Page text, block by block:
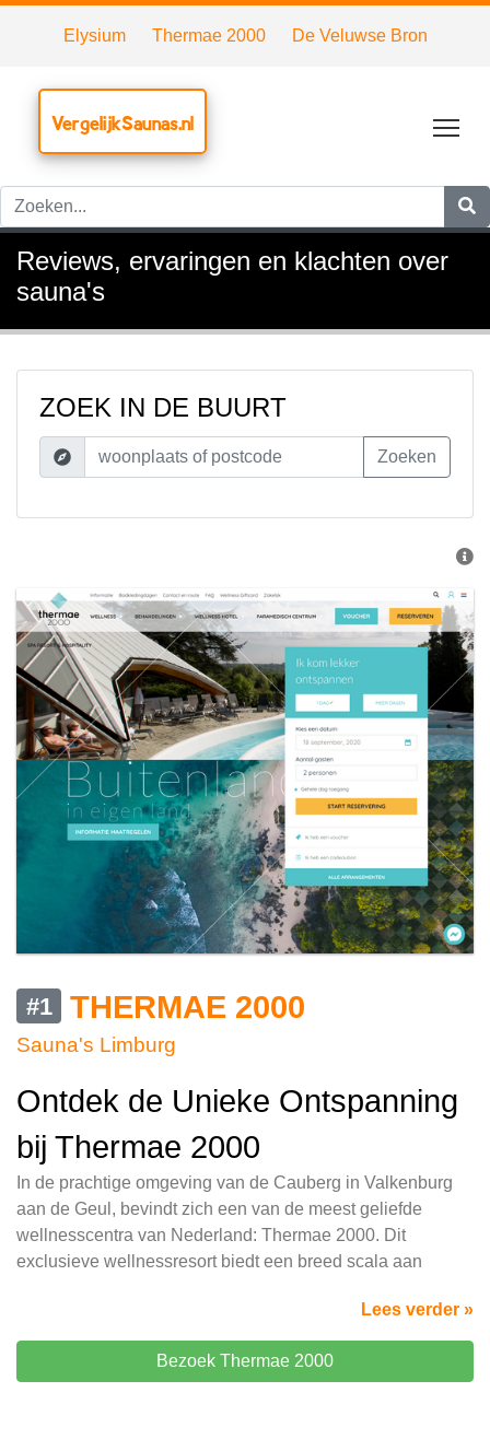
Elysium Thermae 2000 De Veluwse Bron
VergelijkSaunas.nl
Reviews, ervaringen en klachten over
sauna's
ZOEK IN DE BUURT
#1 THERMAE 2000
Sauna's Limburg
Ontdek de Unieke Ontspanning
bij Thermae 2000
In de prachtige omgeving van de Cauberg in Valkenburg
aan de Geul, bevindt zich een van de meest geliefde
wellnesscentra van Nederland: Thermae 2000. Dit
exclusieve wellnessresort biedt een breed scala aan
Lees verder »
Bezoek Thermae 2000